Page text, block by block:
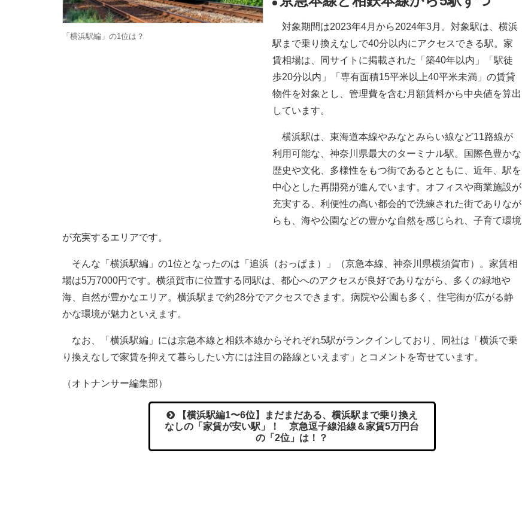
「横浜駅編」の1位は？
対象期間は2023年4月から2024年3月。対象駅は、横浜
駅まで乗り換えなしで40分以内にアクセスできる駅。家
賃相場は、同サイトに掲載された「築40年以内」「駅徒
歩20分以内」「専有面積15平米以上40平米未満」の賃貸
物件を対象とし、管理費を含む月額賃料から中央値を算出
しています。
横浜駅は、東海道本線やみなとみらい線など11路線が
利用可能な、神奈川県最大のターミナル駅。国際色豊かな
歴史や文化、多様性をもつ街であるとともに、近年、駅を
中心とした再開発が進んでいます。オフィスや商業施設が
充実する、利便性の高い都会的で洗練された街でありなが
らも、海や公園などの豊かな自然を感じられ、子育て環境
が充実するエリアです。
そんな「横浜駅編」の1位となったのは「追浜（おっぱま）」（京急本線、神奈川県横須賀市）。家賃相
場は5万7000円です。横須賀市に位置する同駅は、都心へのアクセスが良好でありながら、多くの緑地や
海、自然が豊かなエリア。横浜駅まで約28分でアクセスできます。病院や公園も多く、住宅街が広がる静
かな環境が魅力といえます。
なお、「横浜駅編」には京急本線と相鉄本線からそれぞれ5駅がランクインしており、同社は「横浜で乗
り換えなしで家賃を抑えて暮らしたい方には注目の路線といえます」とコメントを寄せています。
（オトナンサー編集部）
【横浜駅編1〜6位】まだまだある、横浜駅まで乗り換え
なしの「家賃が安い駅」！ 京急逗子線沿線＆家賃5万円台
の「2位」は！？